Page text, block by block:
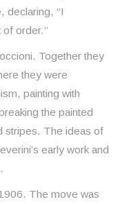
declaring, “I
of order.”
Together they
they were
painting with
the painted
stripes. The ideas of
early work and
The move was